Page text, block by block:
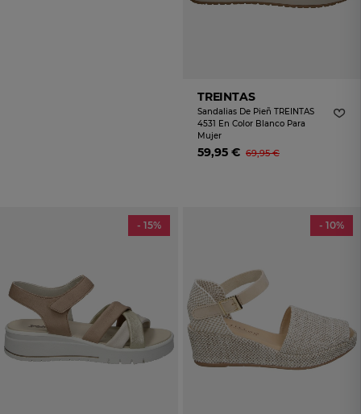
TREINTAS
Sandalias De Pieñ TREINTAS
4531 En Color Blanco Para
Mujer
59,95 € 69,95 €
- 15% - 10%